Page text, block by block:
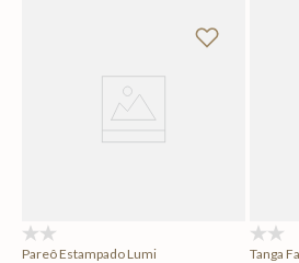
Pareô Estampado Lumi Tanga